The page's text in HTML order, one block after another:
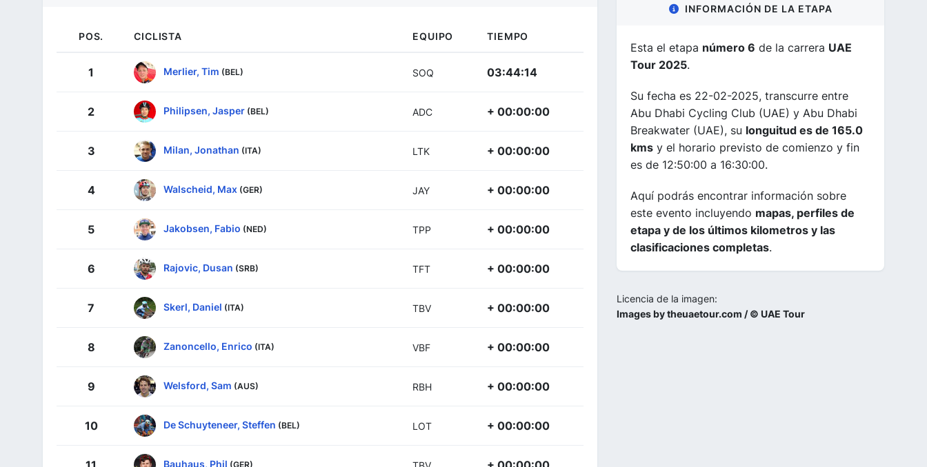
POS. CICLISTA EQUIPO TIEMPO
1 Merlier, Tim (BEL) SOQ 03:44:14
2 Philipsen, Jasper (BEL) ADC + 00:00:00
3 Milan, Jonathan (ITA) LTK + 00:00:00
4 Walscheid, Max (GER) JAY + 00:00:00
5 Jakobsen, Fabio (NED) TPP + 00:00:00
6 Rajovic, Dusan (SRB) TFT + 00:00:00
7 Skerl, Daniel (ITA) TBV + 00:00:00
8 Zanoncello, Enrico (ITA) VBF + 00:00:00
9 Welsford, Sam (AUS) RBH + 00:00:00
10 De Schuyteneer, Steffen (BEL) LOT + 00:00:00
Bauhaus, Phil (GER)
INFORMACIÓN DE LA ETAPA
Esta el etapa número 6 de la carrera UAE
Tour 2025.
Su fecha es 22-02-2025, transcurre entre
Abu Dhabi Cycling Club (UAE) y Abu Dhabi
Breakwater (UAE), su longuitud es de 165.0
kms y el horario previsto de comienzo y fin
es de 12:50:00 a 16:30:00.
Aquí podrás encontrar información sobre
este evento incluyendo mapas, perfiles de
etapa y de los últimos kilometros y las
clasificaciones completas.
Licencia de la imagen:
Images by theuaetour.com / © UAE Tour